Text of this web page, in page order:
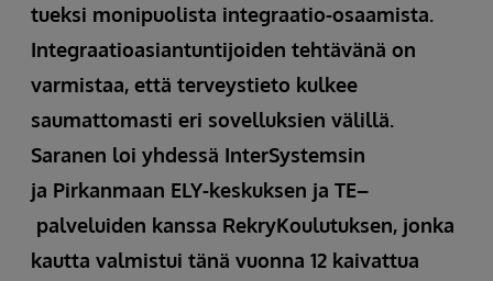
tueksi monipuolista integraatio-osaamista.
Integraatioasiantuntijoiden tehtävänä on
varmistaa, että terveystieto kulkee
saumattomasti eri sovelluksien välillä.
Saranen loi yhdessä InterSystemsin
ja Pirkanmaan ELY-keskuksen ja TE–
palveluiden kanssa RekryKoulutuksen, jonka
kautta valmistui tänä vuonna 12 kaivattua